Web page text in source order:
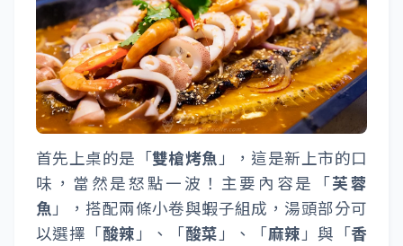
首先上桌的是「雙槍烤魚」，這是新上市的口
味，當然是怒點一波！主要內容是「芙蓉
魚」，搭配兩條小卷與蝦子組成，湯頭部分可
以選擇「酸辣」、「酸菜」、「麻辣」與「香